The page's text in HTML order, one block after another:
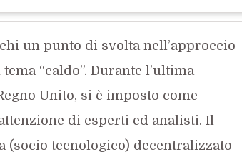
un punto di svolta nell’approccio
“caldo”. Durante l’ultima
Unito, si è imposto come
di esperti ed analisti. Il
(socio tecnologico) decentralizzato